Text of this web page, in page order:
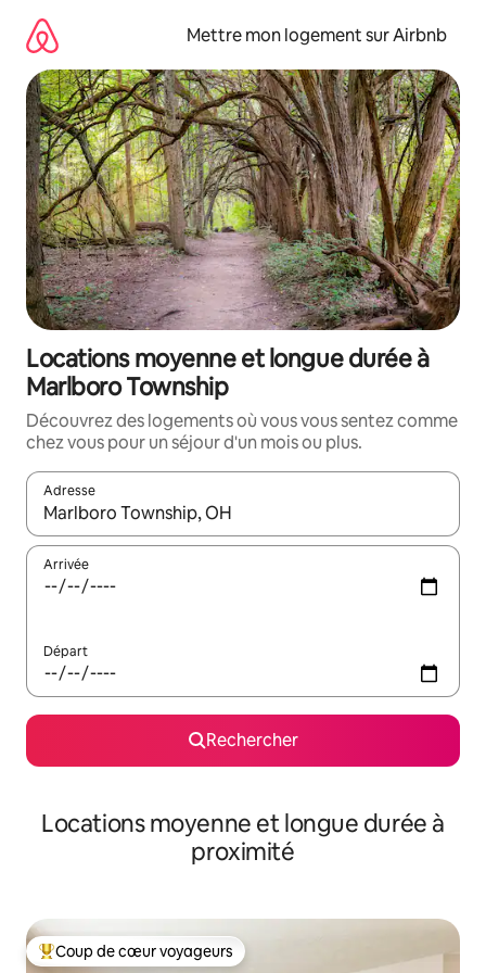
directement
contenu
Mettre mon logement sur Airbnb
Locations moyenne et longue durée à
Marlboro Township
Découvrez des logements où vous vous sentez comme
chez vous pour un séjour d'un mois ou plus.
Adresse
Lorsque les résultats s'affichent, utilisez les flèches vers le
Arrivée
Départ
Rechercher
Locations moyenne et longue durée à
proximité
Coups de cœur voyageurs les plus appréciés
Coup de cœur voyageurs